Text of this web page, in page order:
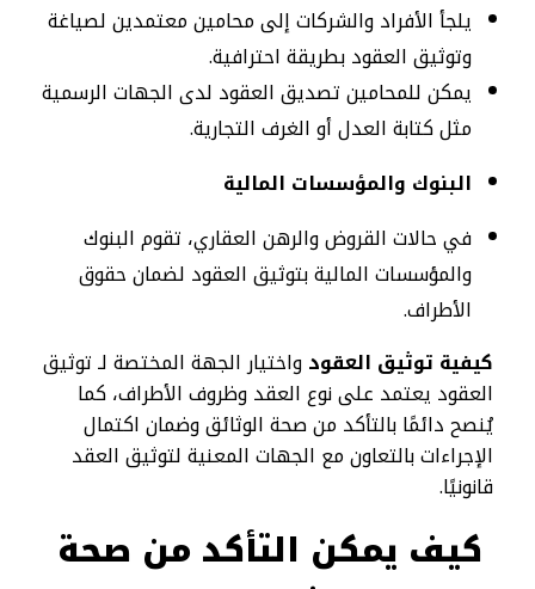
يلجأ الأفراد والشركات إلى محامين معتمدين لصياغة
وتوثيق العقود بطريقة احترافية.
يمكن للمحامين تصديق العقود لدى الجهات الرسمية
مثل كتابة العدل أو الغرف التجارية.
البنوك والمؤسسات المالية
في حالات القروض والرهن العقاري، تقوم البنوك
والمؤسسات المالية بتوثيق العقود لضمان حقوق
الأطراف.
كيفية توثيق العقودواختيار الجهة المختصة لـ توثيق
العقود يعتمد على نوع العقد وظروف الأطراف، كما
يُنصح دائمًا بالتأكد من صحة الوثائق وضمان اكتمال
الإجراءات بالتعاون مع الجهات المعنية لتوثيق العقد
قانونيًا.
كيف يمكن التأكد من صحة